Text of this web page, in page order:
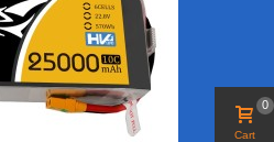
Cart
0